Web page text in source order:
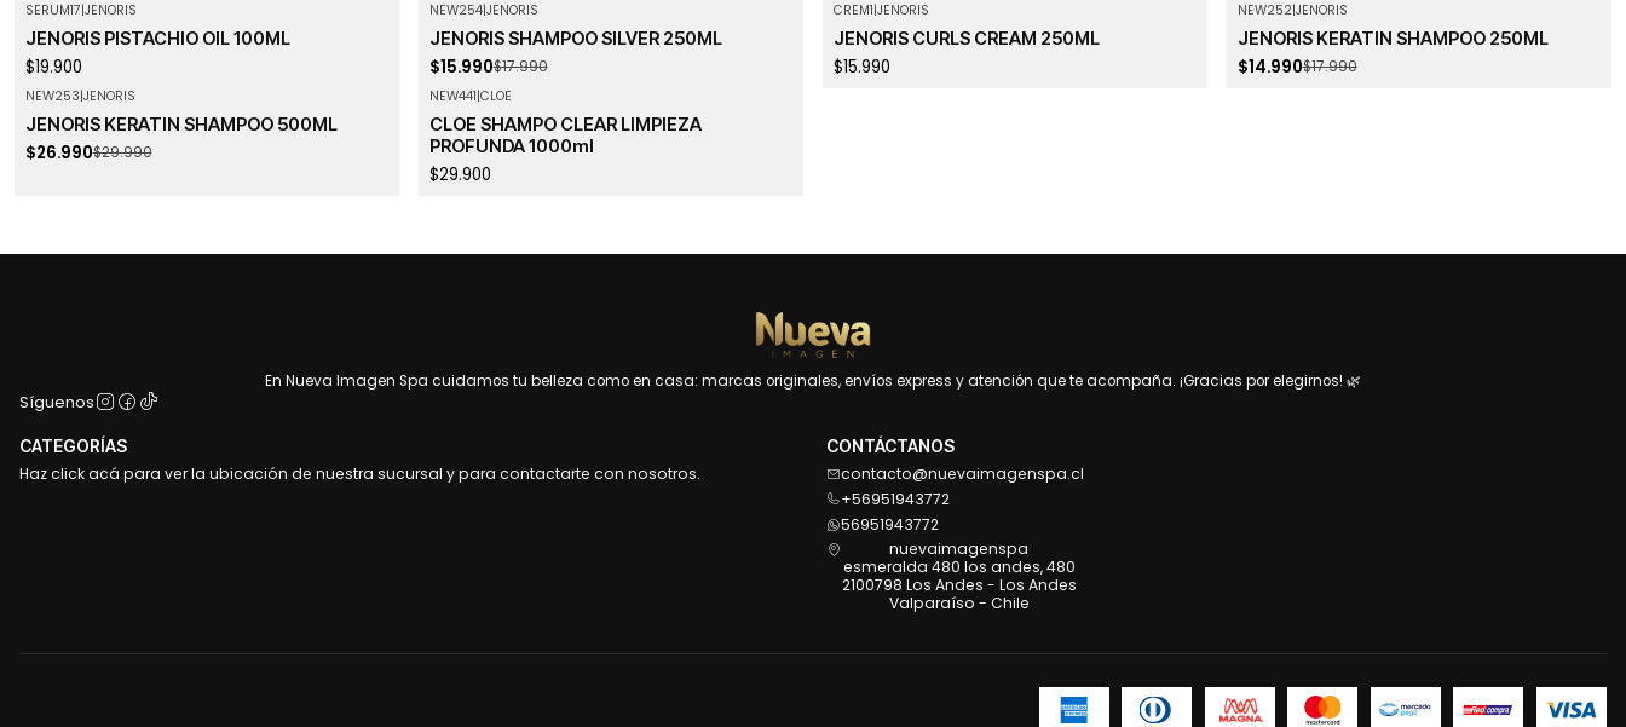
SERUM17|JENORIS
JENORIS PISTACHIO OIL 100ML
$19.900
NEW254|JENORIS
JENORIS SHAMPOO SILVER 250ML
$15.990$17.990
CREM1|JENORIS
JENORIS CURLS CREAM 250ML
$15.990
NEW252|JENORIS
JENORIS KERATIN SHAMPOO 250ML
$14.990$17.990
Agotado
NEW253|JENORIS
JENORIS KERATIN SHAMPOO 500ML
$26.990$29.990
NEW441|CLOE
CLOE SHAMPO CLEAR LIMPIEZA
PROFUNDA 1000ml
$29.900
En Nueva Imagen Spa cuidamos tu belleza como en casa: marcas originales, envíos express y atención que te acompaña. ¡Gracias por elegirnos! 🌿
Síguenos
CATEGORÍAS
Haz click acá para ver la ubicación de nuestra sucursal y para contactarte con nosotros.
CONTÁCTANOS
contacto@nuevaimagenspa.cl
+56951943772
56951943772
nuevaimagenspa
esmeralda 480 los andes, 480
2100798 Los Andes - Los Andes
Valparaíso - Chile